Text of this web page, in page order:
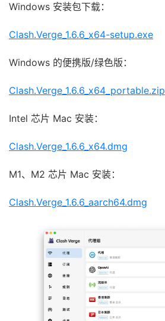
Windows 安装包下载：
Clash.Verge_1.6.6_x64-setup.exe
Windows 的便携版/绿色版：
Clash.Verge_1.6.6_x64_portable.zip
Intel 芯片 Mac 安装：
Clash.Verge_1.6.6_x64.dmg
M1、M2 芯片 Mac 安装：
Clash.Verge_1.6.6_aarch64.dmg